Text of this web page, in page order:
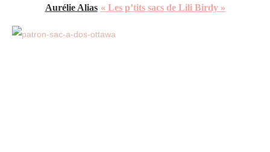
Aurélie Alias « Les p’tits sacs de Lili Birdy »